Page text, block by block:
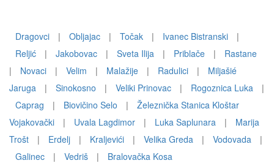
Dragovci | Obljajac | Točak | Ivanec Bistranski
|
Reljić
| Jakobovac | Sveta Ilija | Priblače |
Rastane
|
Novaci | Velim | Malažije | Radulici |
Miljašié
Jaruga
| Sinokosno | Veliki Prinovac | Rogoznica Luka
|
Caprag
| Biovičino Selo |
Železnička Stanica Kloštar
Vojakovački
| Uvala Lagdimor | Luka Saplunara |
Marija
Trošt
| Erdelj | Kraljevići | Velika Greda | Vodovada
|
Galinec
| Vedriš |
Bralovačka Kosa